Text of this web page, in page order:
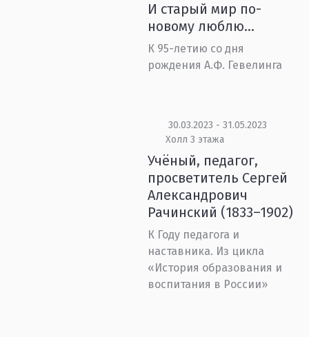
И старый мир по-
новому люблю...
К 95-летию со дня
рождения А.Ф. Гевелинга
30.03.2023 - 31.05.2023
Холл 3 этажа
Учёный, педагог,
просветитель Сергей
Александрович
Рачинский (1833–1902)
К Году педагога и
наставника. Из цикла
«История образования и
воспитания в России»